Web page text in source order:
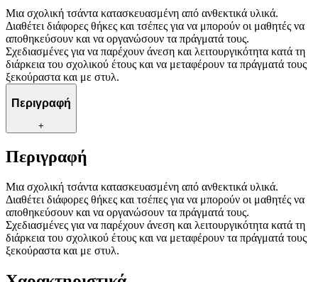
Μια σχολική τσάντα κατασκευασμένη από ανθεκτικά υλικά.
Διαθέτει διάφορες θήκες και τσέπες για να μπορούν οι μαθητές να
αποθηκεύσουν και να οργανώσουν τα πράγματά τους.
Σχεδιασμένες για να παρέχουν άνεση και λειτουργικότητα κατά τη
διάρκεια του σχολικού έτους και να μεταφέρουν τα πράγματά τους
ξεκούραστα και με στυλ.
Περιγραφή
+
Περιγραφή
Μια σχολική τσάντα κατασκευασμένη από ανθεκτικά υλικά.
Διαθέτει διάφορες θήκες και τσέπες για να μπορούν οι μαθητές να
αποθηκεύσουν και να οργανώσουν τα πράγματά τους.
Σχεδιασμένες για να παρέχουν άνεση και λειτουργικότητα κατά τη
διάρκεια του σχολικού έτους και να μεταφέρουν τα πράγματά τους
ξεκούραστα και με στυλ.